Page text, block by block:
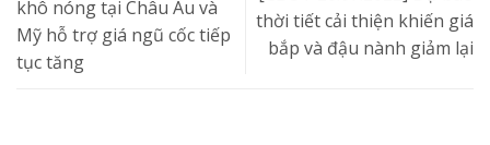
khô nóng tại Châu Âu và
Mỹ hỗ trợ giá ngũ cốc tiếp
tục tăng
thời tiết cải thiện khiến giá
bắp và đậu nành giảm lại